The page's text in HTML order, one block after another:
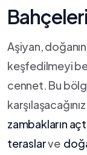
Bahçeleri
Aşiyan,
keşfedilmeyi‍
cennet.‌ Bu‍
zambakların
teraslarve ⁢